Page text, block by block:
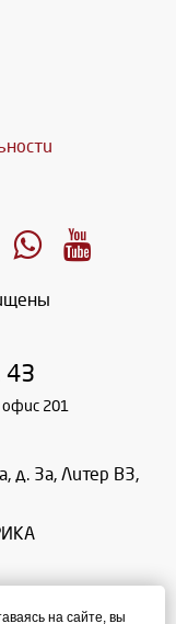
43
офис 201
д. 3а, Литер В3,
на сайте, вы